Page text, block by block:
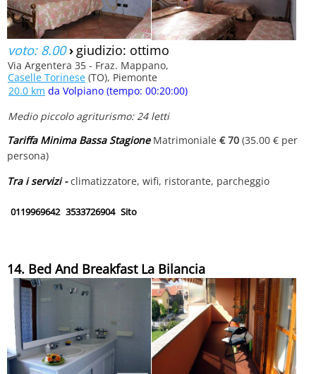
voto: 8.00› giudizio: ottimo
Via Argentera 35 - Fraz. Mappano,
Caselle Torinese (TO), Piemonte
20.0 km da Volpiano (tempo: 00:20:00)
Medio piccolo agriturismo: 24 letti
Tariffa Minima Bassa StagioneMatrimoniale € 70 (35.00 € per
persona)
Tra i servizi -climatizzatore, wifi, ristorante, parcheggio
0119969642 3533726904 Sito
14. Bed And Breakfast La Bilancia